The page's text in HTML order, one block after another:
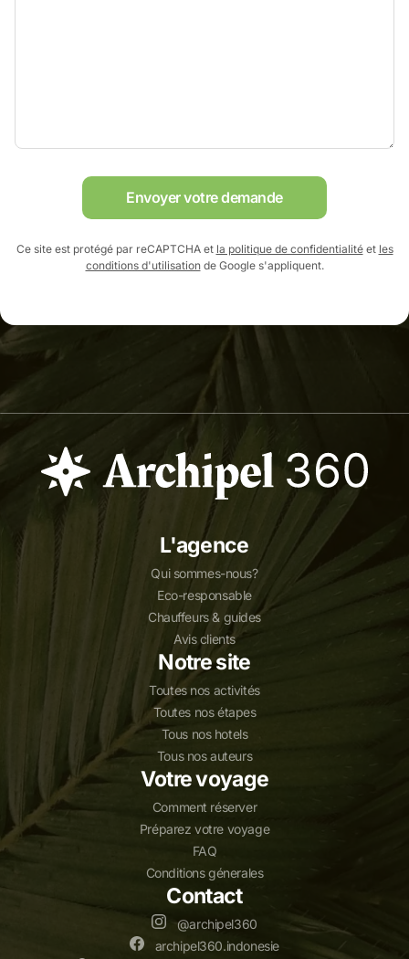
Envoyer votre demande
Ce site est protégé par reCAPTCHA et la politique de confidentialitéet les
conditions d'utilisationde Google s'appliquent.
L'agence
Qui sommes-nous?
Eco-responsable
Chauffeurs & guides
Avis clients
Notre site
Toutes nos activités
Toutes nos étapes
Tous nos hotels
Tous nos auteurs
Votre voyage
Comment réserver
Préparez votre voyage
FAQ
Conditions génerales
Contact
@archipel360
archipel360.indonesie